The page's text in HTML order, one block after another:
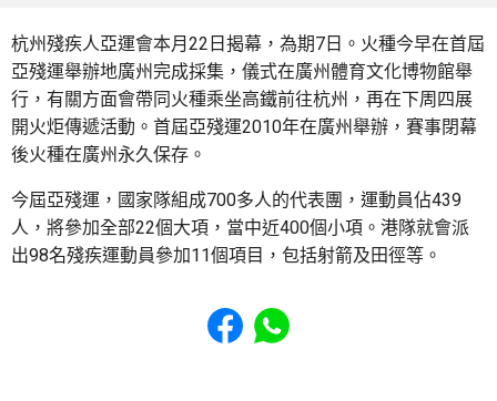
杭州殘疾人亞運會本月22日揭幕，為期7日。火種今早在首屆
亞殘運舉辦地廣州完成採集，儀式在廣州體育文化博物館舉
行，有關方面會帶同火種乘坐高鐵前往杭州，再在下周四展
開火炬傳遞活動。首屆亞殘運2010年在廣州舉辦，賽事閉幕
後火種在廣州永久保存。
今屆亞殘運，國家隊組成700多人的代表團，運動員佔439
人，將參加全部22個大項，當中近400個小項。港隊就會派
出98名殘疾運動員參加11個項目，包括射箭及田徑等。
Share to Facebook
Share to WhatsApp